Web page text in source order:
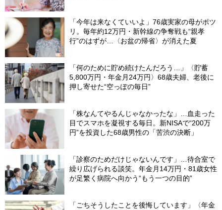
「今年は来なくていいよ」76歳実家の母がポツ
リ。毎年約12万円・新幹線の争奪戦も“親孝
行”のはずが…〈お盆の帰省〉が消えた夏
「何のために貯め続けたんだろう…」〈貯蓄
5,800万円・年金月24万円〉68歳夫婦、老後に
押し寄せた“空っぽの毎日”
「株なんてやるんじゃなかったな」…血走った
目でスマホを凝視する毎日。新NISAで“200万
円”を投資した68歳男性の「苦渋の決断」
「診察のためだけじゃないんです」…待合室で
繰り広げられる談笑。年金月14万円・81歳女性
が足繁く病院へ向かう“もう一つの目的”
「ごちそうしたことを後悔しています」〈年金